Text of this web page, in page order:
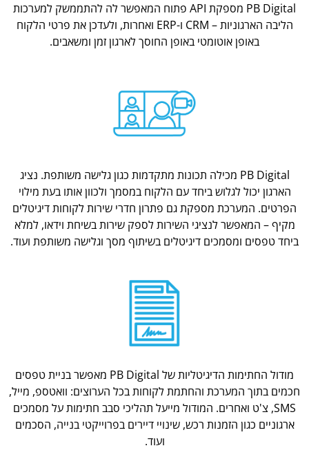
PB Digital מספקת API פתוח המאפשר לה להתממשק למערכות
הליבה הארגוניות – CRM ו-ERP ואחרות, ולעדכן את פרטי הלקוח
באופן אוטומטי באופן החוסך לארגון זמן ומשאבים.
PB Digital מכילה תכונות מתקדמות כגון גלישה משותפת. נציג
הארגון יכול לגלוש ביחד עם הלקוח במסמך ולכוון אותו בעת מילוי
הפרטים. המערכת מספקת גם פתרון חדרי שירות לקוחות דיגיטלים
מקיף – המאפשר לנציגי השירות לספק שירות בשיחת וידאו, למלא
ביחד טפסים ומסמכים דיגיטלים בשיתוף מסך וגלישה משותפת ועוד.
מודול החתימות הדיגיטליות של PB Digital מאפשר בניית טפסים
חכמים בתוך המערכת והחתמת לקוחות בכל הערוצים: וואטספ, מייל,
SMS, צ'ט ואחרים. המודול מייעל תהליכי סבב חתימות על מסמכים
ארגוניים כגון הזמנות רכש, שינויי דיירים בפרוייקטי בנייה, הסכמים
ועוד.